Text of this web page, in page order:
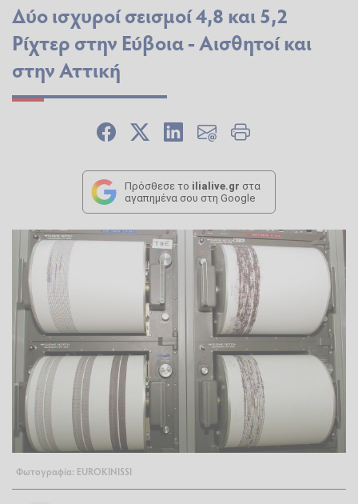
Δύο ισχυροί σεισμοί 4,8 και 5,2
Ρίχτερ στην Εύβοια - Αισθητοί και
στην Αττική
Πρόσθεσε το ilialive.gr στα
αγαπημένα σου στη Google
Φωτογραφία: EUROKINISSI